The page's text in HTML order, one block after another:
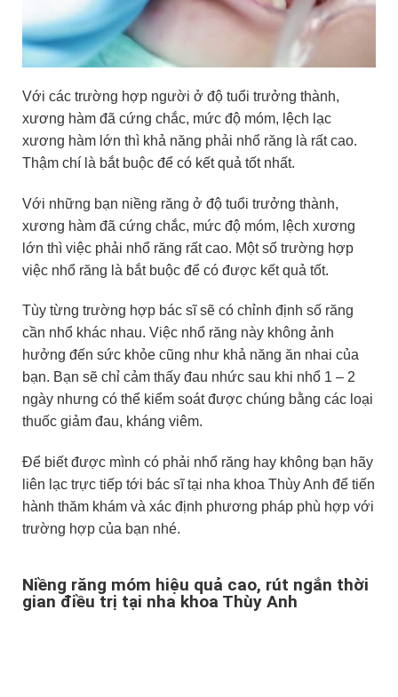
Với các trường hợp người ở độ tuổi trưởng thành,
xương hàm đã cứng chắc, mức độ móm, lệch lạc
xương hàm lớn thì khả năng phải nhổ răng là rất cao.
Thậm chí là bắt buộc để có kết quả tốt nhất.
Với những bạn niềng răng ở độ tuổi trưởng thành,
xương hàm đã cứng chắc, mức độ móm, lệch xương
lớn thì việc phải nhổ răng rất cao. Một số trường hợp
việc nhổ răng là bắt buộc để có được kết quả tốt.
Tùy từng trường hợp bác sĩ sẽ có chỉnh định số răng
cần nhổ khác nhau. Việc nhổ răng này không ảnh
hưởng đến sức khỏe cũng như khả năng ăn nhai của
bạn. Bạn sẽ chỉ cảm thấy đau nhức sau khi nhổ 1 – 2
ngày nhưng có thể kiểm soát được chúng bằng các loại
thuốc giảm đau, kháng viêm.
Để biết được mình có phải nhổ răng hay không bạn hãy
liên lạc trực tiếp tới bác sĩ tại nha khoa Thùy Anh để tiến
hành thăm khám và xác định phương pháp phù hợp với
trường hợp của bạn nhé.
Niềng răng móm hiệu quả cao, rút ngắn thời
gian điều trị tại nha khoa Thùy Anh